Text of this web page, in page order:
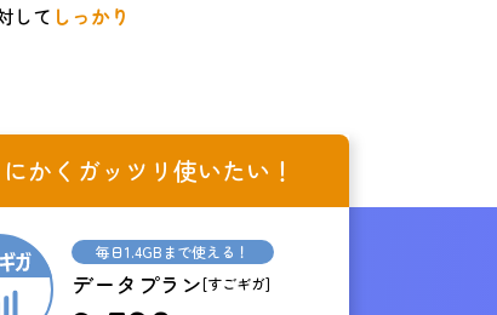
して しっかり
にかくガッツリ使いたい！
毎日1.4GBまで使える！
データプラン[すごギガ]